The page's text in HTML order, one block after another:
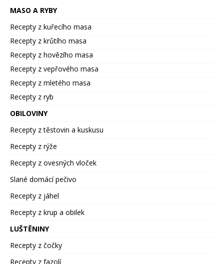
MASO A RYBY
Recepty z kuřecího masa
Recepty z krůtího masa
Recepty z hovězího masa
Recepty z vepřového masa
Recepty z mletého masa
Recepty z ryb
OBILOVINY
Recepty z těstovin a kuskusu
Recepty z rýže
Recepty z ovesných vloček
Slané domácí pečivo
Recepty z jáhel
Recepty z krup a obilek
LUŠTĚNINY
Recepty z čočky
Recepty z fazolí